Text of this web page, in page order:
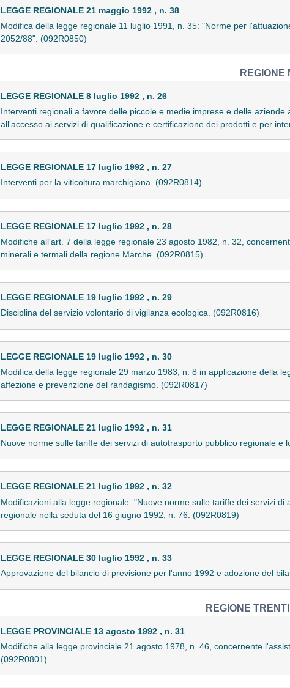
LEGGE REGIONALE 21 maggio 1992 , n. 38
Modifica della legge regionale 11 luglio 1991, n. 35: "Norme per
2052/88". (092R0850)
REGIONE
LEGGE REGIONALE 8 luglio 1992 , n. 26
Interventi regionali a favore delle piccole e medie imprese e delle
all'accesso ai servizi di qualificazione e certificazione dei prodotti e per
LEGGE REGIONALE 17 luglio 1992 , n. 27
Interventi per la viticoltura marchigiana. (092R0814)
LEGGE REGIONALE 17 luglio 1992 , n. 28
Modifiche all'art. 7 della legge regionale 23 agosto 1982, n. 32,
minerali e termali della regione Marche. (092R0815)
LEGGE REGIONALE 19 luglio 1992 , n. 29
Disciplina del servizio volontario di vigilanza ecologica. (092R0816)
LEGGE REGIONALE 19 luglio 1992 , n. 30
Modifica della legge regionale 29 marzo 1983, n. 8 in applicazione della
affezione e prevenzione del randagismo. (092R0817)
LEGGE REGIONALE 21 luglio 1992 , n. 31
Nuove norme sulle tariffe dei servizi di autotrasporto pubblico regionale e
LEGGE REGIONALE 21 luglio 1992 , n. 32
Modificazioni alla legge regionale: "Nuove norme sulle tariffe dei servizi
regionale nella seduta del 16 giugno 1992, n. 76. (092R0819)
LEGGE REGIONALE 30 luglio 1992 , n. 33
Approvazione del bilancio di previsione per l'anno 1992 e adozione del
REGIONE
LEGGE PROVINCIALE 13 agosto 1992 , n. 31
Modifiche alla legge provinciale 21 agosto 1978, n. 46, concernente
(092R0801)